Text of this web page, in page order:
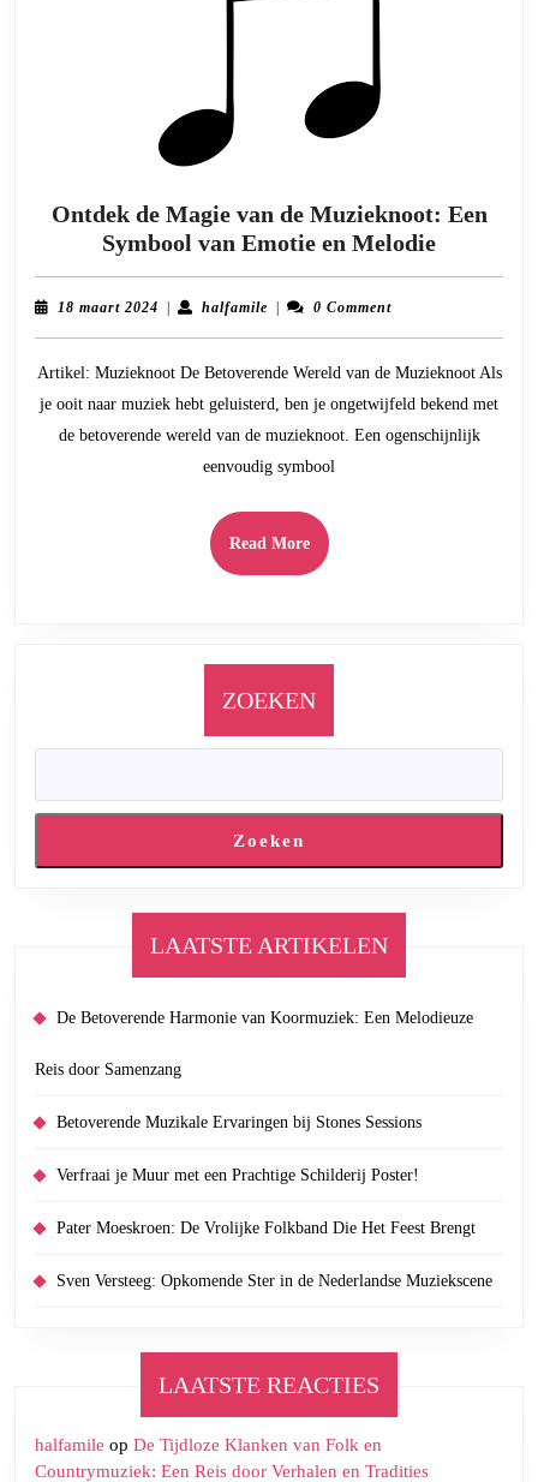
Ontdek de Magie van de Muzieknoot: Een
Symbool van Emotie en MelodieOntdek
de
Een
Symbool
18 maart 2024 18| halfamilehalfamile
| 0 Comment
Artikel: Muzieknoot De Betoverende Wereld van de Muzieknoot Als
je ooit naar muziek hebt geluisterd, ben je ongetwijfeld bekend met
de betoverende wereld van de muzieknoot. Een ogenschijnlijk
eenvoudig symbool
Read MoreRead
More
ZOEKEN
Zoeken
LAATSTE ARTIKELEN
De Betoverende Harmonie van Koormuziek: Een Melodieuze
Reis door Samenzang
Betoverende Muzikale Ervaringen bij Stones Sessions
Verfraai je Muur met een Prachtige Schilderij Poster!
Pater Moeskroen: De Vrolijke Folkband Die Het Feest Brengt
Sven Versteeg: Opkomende Ster in de Nederlandse Muziekscene
LAATSTE REACTIES
halfamile op De Tijdloze Klanken van Folk en
Countrymuziek: Een Reis door Verhalen en Tradities